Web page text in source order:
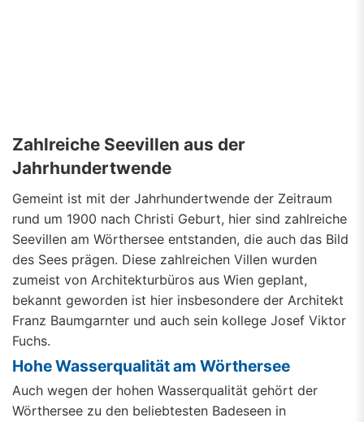
Zahlreiche Seevillen aus der
Jahrhundertwende
Gemeint ist mit der Jahrhundertwende der Zeitraum
rund um 1900 nach Christi Geburt, hier sind zahlreiche
Seevillen am Wörthersee entstanden, die auch das Bild
des Sees prägen. Diese zahlreichen Villen wurden
zumeist von Architekturbüros aus Wien geplant,
bekannt geworden ist hier insbesondere der Architekt
Franz Baumgarnter und auch sein kollege Josef Viktor
Fuchs.
Hohe Wasserqualität am Wörthersee
Auch wegen der hohen Wasserqualität gehört der
Wörthersee zu den beliebtesten Badeseen in